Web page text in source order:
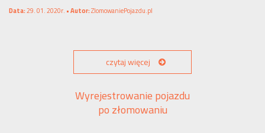
Data:29. 01. 2020r. •Autor:ZlomowaniePojazdu.pl
czytaj więcej
Wyrejestrowanie pojazdu
po złomowaniu